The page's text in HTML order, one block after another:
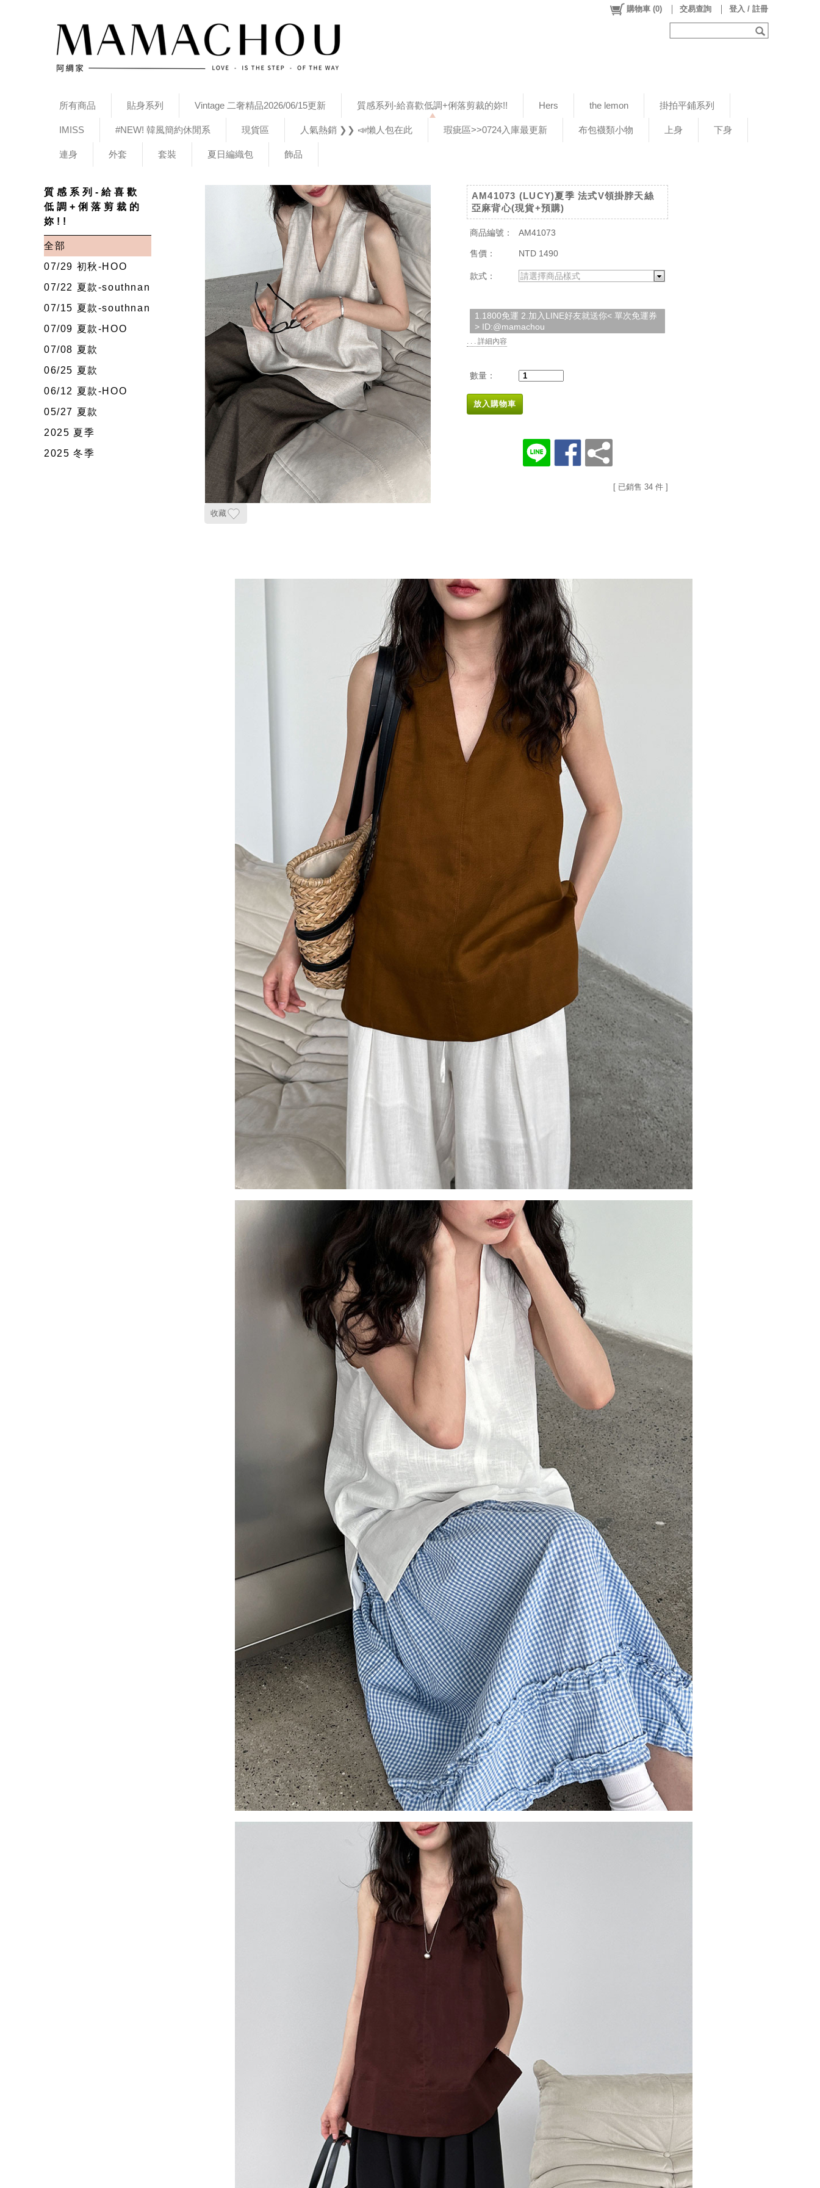
所有商品 貼身系列 Vintage 二奢精品2026/06/15更新 質感系列-給喜歡低調+俐落剪裁的妳!! Hers the lemon 掛拍平鋪系列
IMISS #NEW! 韓風簡約休閒系 現貨區 人氣熱銷 ❯❯ 📣懶人包在此 瑕疵區>>0724入庫最更新 布包襪類小物 上身 下身
連身 外套 套裝 夏日編織包 飾品
購物車 (0) 交易查詢 登入 / 註冊
質感系列-給喜歡
低調+俐落剪裁的
妳!!
全部
07/29 初秋-HOO
07/22 夏款-southnan
07/15 夏款-southnan
07/09 夏款-HOO
07/08 夏款
06/25 夏款
06/12 夏款-HOO
05/27 夏款
2025 夏季
2025 冬季
收藏
AM41073 (LUCY)夏季 法式V領掛脖天絲
亞麻背心(現貨+預購)
商品編號： AM41073
售價： NTD 1490
款式： 請選擇商品樣式
1.1800免運 2.加入LINE好友就送你< 單次免運券
> ID:@mamachou
. . . 詳細內容
數量：
放入購物車
[ 已銷售 34 件 ]